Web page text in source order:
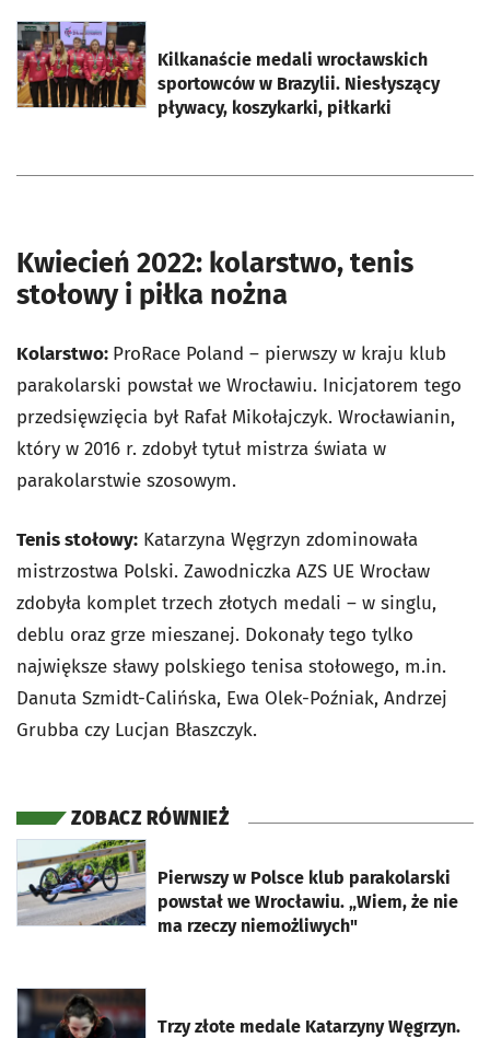
Kilkanaście medali wrocławskich
sportowców w Brazylii. Niesłyszący
pływacy, koszykarki, piłkarki
otworzy się w nowej karcie
Kwiecień 2022: kolarstwo, tenis
stołowy i piłka nożna
Kolarstwo: ProRace Poland – pierwszy w kraju klub
parakolarski powstał we Wrocławiu. Inicjatorem tego
przedsięwzięcia był Rafał Mikołajczyk. Wrocławianin,
który w 2016 r. zdobył tytuł mistrza świata w
parakolarstwie szosowym.
Tenis stołowy: Katarzyna Węgrzyn zdominowała
mistrzostwa Polski. Zawodniczka AZS UE Wrocław
zdobyła komplet trzech złotych medali – w singlu,
deblu oraz grze mieszanej. Dokonały tego tylko
największe sławy polskiego tenisa stołowego, m.in.
Danuta Szmidt-Calińska, Ewa Olek-Poźniak, Andrzej
Grubba czy Lucjan Błaszczyk.
ZOBACZ RÓWNIEŻ
Pierwszy w Polsce klub parakolarski
powstał we Wrocławiu. „Wiem, że nie
ma rzeczy niemożliwych"
otworzy się w nowej karcie
Trzy złote medale Katarzyny Węgrzyn.
otworzy się w nowej karcie